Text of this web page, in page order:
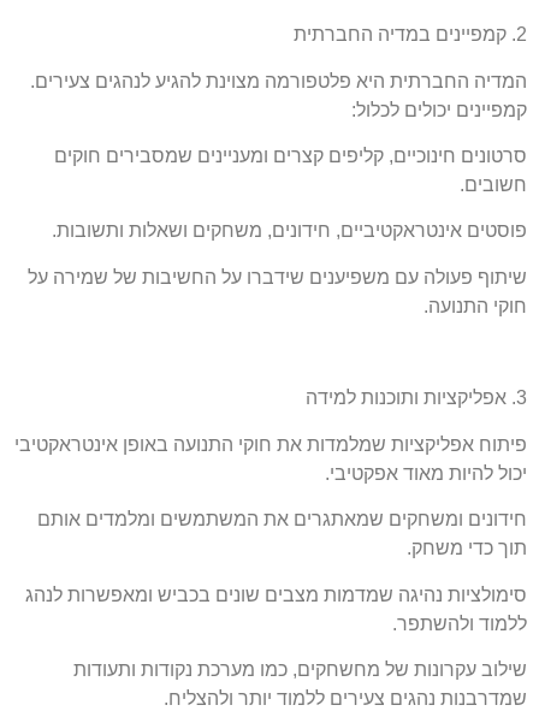
2. קמפיינים במדיה החברתית
המדיה החברתית היא פלטפורמה מצוינת להגיע לנהגים צעירים.
קמפיינים יכולים לכלול:
סרטונים חינוכיים, קליפים קצרים ומעניינים שמסבירים חוקים
חשובים.
פוסטים אינטראקטיביים, חידונים, משחקים ושאלות ותשובות.
שיתוף פעולה עם משפיענים שידברו על החשיבות של שמירה על
חוקי התנועה.
3. אפליקציות ותוכנות למידה
פיתוח אפליקציות שמלמדות את חוקי התנועה באופן אינטראקטיבי
יכול להיות מאוד אפקטיבי.
חידונים ומשחקים שמאתגרים את המשתמשים ומלמדים אותם
תוך כדי משחק.
סימולציות נהיגה שמדמות מצבים שונים בכביש ומאפשרות לנהג
ללמוד ולהשתפר.
שילוב עקרונות של מחשחקים, כמו מערכת נקודות ותעודות
שמדרבנות נהגים צעירים ללמוד יותר ולהצליח.